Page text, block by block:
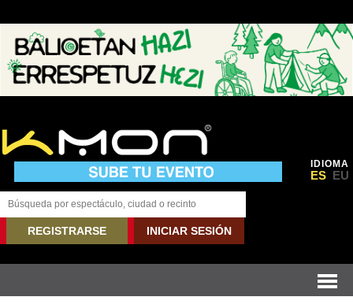
IDIOMA
ES EU
REGISTRARSE INICIAR SESIÓN